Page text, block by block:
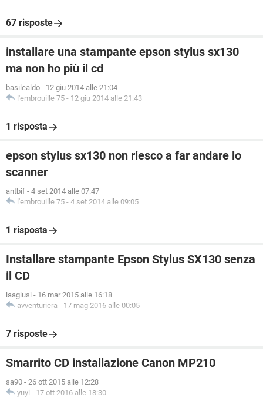
67 risposte
installare una stampante epson stylus sx130
ma non ho più il cd
basilealdo - 12 giu 2014 alle 21:04
l'embrouille 75 - 12 giu 2014 alle 21:43
1 risposta
epson stylus sx130 non riesco a far andare lo
scanner
antbif - 4 set 2014 alle 07:47
l'embrouille 75 - 4 set 2014 alle 09:05
1 risposta
Installare stampante Epson Stylus SX130 senza
il CD
laagiusi - 16 mar 2015 alle 16:18
avventuriera - 17 mag 2016 alle 00:05
7 risposte
Smarrito CD installazione Canon MP210
sa90 - 26 ott 2015 alle 12:28
yuyi - 17 ott 2016 alle 18:30